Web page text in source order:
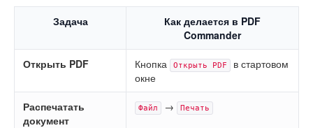
Задача
Как делается в PDF
Commander
Открыть PDF Кнопка Открыть PDF
в стартовом
окне
Распечатать
документ
Файл → Печать